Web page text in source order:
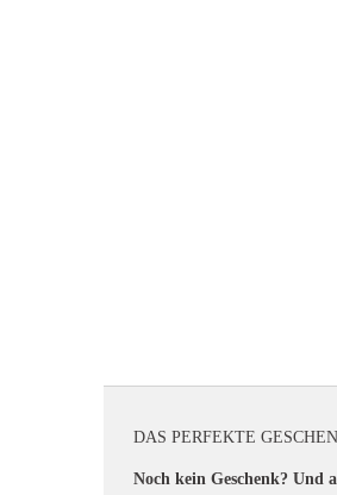
DAS PERFEKTE
Noch kein Geschenk? Und